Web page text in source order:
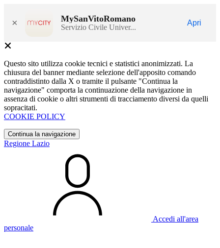
× MySanVitoRomano
Servizio Civile Univer...
Apri
Questo sito utilizza cookie tecnici e statistici anonimizzati. La
chiusura del banner mediante selezione dell'apposito comando
contraddistinto dalla X o tramite il pulsante "Continua la
navigazione" comporta la continuazione della navigazione in
assenza di cookie o altri strumenti di tracciamento diversi da quelli
sopracitati.
COOKIE POLICY
Continua la navigazione
Regione Lazio
Accedi all'area
personale